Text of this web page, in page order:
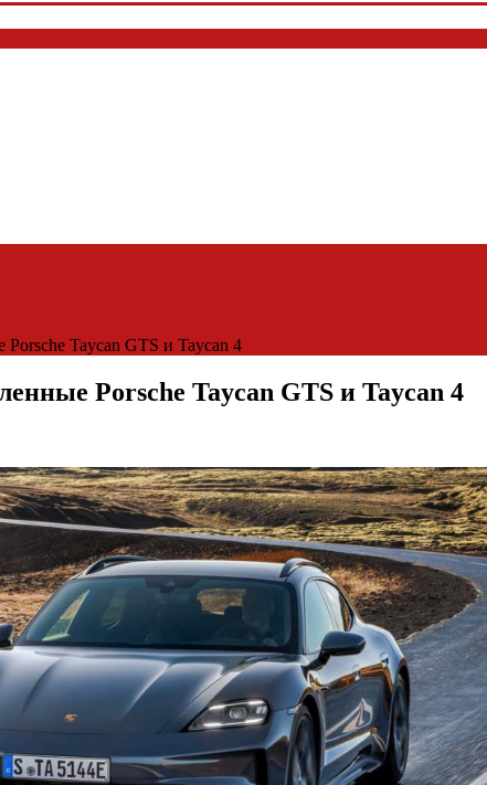
Taycan GTS и Taycan 4
Porsche Taycan GTS и Taycan 4